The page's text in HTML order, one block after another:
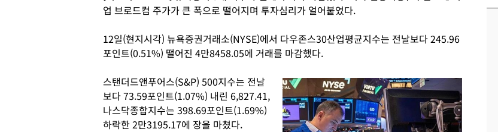
업 브로드컴 주가가 큰 폭으로 떨어지며 투자심리가 얼어붙었다.
12일(현지시각) 뉴욕증권거래소(NYSE)에서 다우존스30산업평균지수는 전날보다 245.96
포인트(0.51%) 떨어진 4만8458.05에 거래를 마감했다.
스탠더드앤푸어스(S&P) 500지수는 전날
보다 73.59포인트(1.07%) 내린 6,827.41,
나스닥종합지수는 398.69포인트(1.69%)
하락한 2만3195.17에 장을 마쳤다.